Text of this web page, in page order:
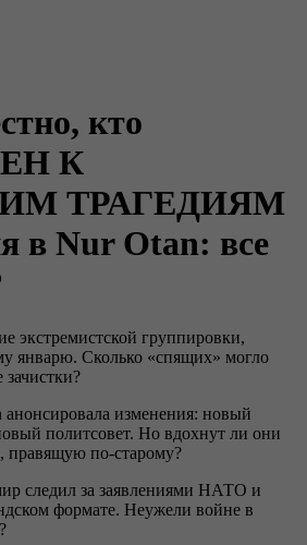
кто
К
ТРАГЕДИЯМ
в Nur Otan: все
экстремистской группировки,
январю. Сколько «спящих» могло
зачистки?
изменения: новый
политсовет. Но вдохнут ли они
по-старому?
следил за заявлениями НАТО и
формате. Неужели войне в